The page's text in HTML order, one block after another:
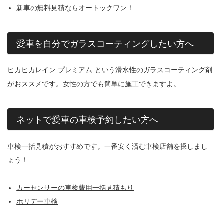
新車の無料見積ならオートックワン！
愛車を自分でガラスコーティングしたい方へ
ピカピカレイン プレミアム という滑水性のガラスコーティング剤
がおススメです。女性の方でも簡単に施工できますよ。
ネットで愛車の車検予約したい方へ
車検一括見積がおすすめです。一番安く済む車検店舗を探しまし
ょう！
カーセンサーの車検費用一括見積もり
ホリデー車検